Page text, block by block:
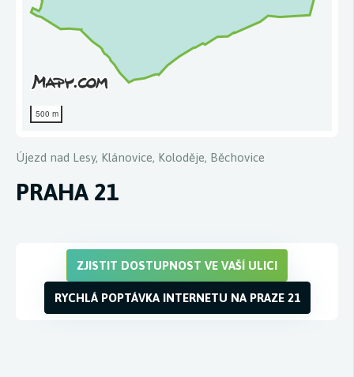
500 m
Újezd nad Lesy, Klánovice, Koloděje, Běchovice
PRAHA 21
ZJISTIT DOSTUPNOST VE VAŠÍ ULICI
RYCHLÁ POPTÁVKA INTERNETU NA PRAZE 21